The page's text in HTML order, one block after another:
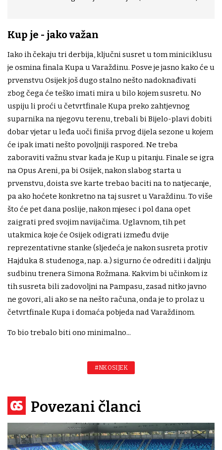
Kup je - jako važan
Iako ih čekaju tri derbija, ključni susret u tom miniciklusu
je osmina finala Kupa u Varaždinu. Posve je jasno kako će u
prvenstvu Osijek još dugo stalno nešto nadoknađivati
zbog čega će teško imati mira u bilo kojem susretu. No
uspiju li proći u četvrtfinale Kupa preko zahtjevnog
suparnika na njegovu terenu, trebali bi Bijelo-plavi dobiti
dobar vjetar u leđa uoči finiša prvog dijela sezone u kojem
će ipak imati nešto povoljniji raspored. Ne treba
zaboraviti važnu stvar kada je Kup u pitanju. Finale se igra
na Opus Areni, pa bi Osijek, nakon slabog starta u
prvenstvu, doista sve karte trebao baciti na to natjecanje,
pa ako hoćete konkretno na taj susret u Varaždinu. To više
što će pet dana poslije, nakon mjesec i pol dana opet
zaigrati pred svojim navijačima. Uglavnom, tih pet
utakmica koje će Osijek odigrati između dvije
reprezentativne stanke (sljedeća je nakon susreta protiv
Hajduka 8. studenoga, nap. a.) sigurno će odrediti i daljnju
sudbinu trenera Simona Rožmana. Kakvim bi učinkom iz
tih susreta bili zadovoljni na Pampasu, zasad nitko javno
ne govori, ali ako se na nešto računa, onda je to prolaz u
četvrtfinale Kupa i domaća pobjeda nad Varaždinom.
To bio trebalo biti ono minimalno...
#NK OSIJEK
Povezani članci